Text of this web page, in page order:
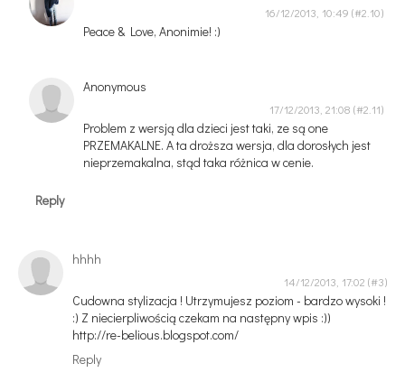
16/12/2013, 10:49
Peace & Love, Anonimie! :)
Anonymous
17/12/2013, 21:08
Problem z wersją dla dzieci jest taki, ze są one
PRZEMAKALNE. A ta droższa wersja, dla dorosłych jest
nieprzemakalna, stąd taka różnica w cenie.
Reply
hhhh
14/12/2013, 17:02
Cudowna stylizacja ! Utrzymujesz poziom - bardzo wysoki !
:) Z niecierpliwością czekam na następny wpis :))
http://re-belious.blogspot.com/
Reply